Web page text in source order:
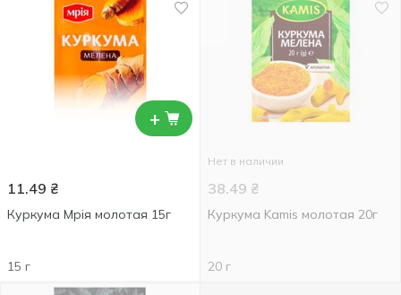
+
11.49 ₴
Куркума Мрія молотая 15г
15 г
Нет в наличии
38.49 ₴
Куркума Kamis молотая 20г
20 г